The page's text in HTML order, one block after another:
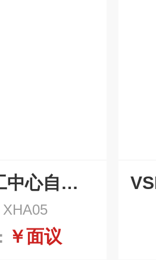
XHA05加工中心自动链板式排屑机
￥面议